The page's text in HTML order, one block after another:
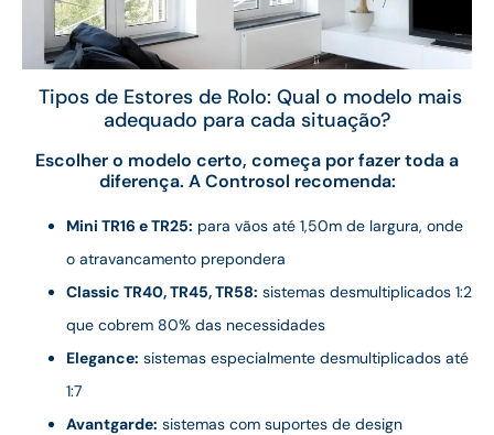
Tipos de Estores de Rolo: Qual o modelo mais
adequado para cada situação?
Escolher o modelo certo, começa por fazer toda a
diferença. A Controsol recomenda:
Mini TR16 e TR25: para vãos até 1,50m de largura, onde
o atravancamento prepondera
Classic TR40, TR45, TR58: sistemas desmultiplicados 1:2
que cobrem 80% das necessidades
Elegance: sistemas especialmente desmultiplicados até
1:7
Avantgarde: sistemas com suportes de design